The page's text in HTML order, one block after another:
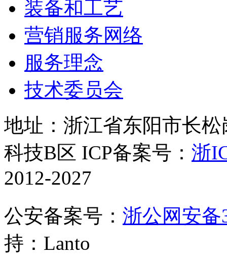
装备和工艺
营销服务网络
服务理念
技术委员会
地址：浙江省东阳市长
科技B区 ICP备案号： 浙
2012-2027
公安备案号： 浙公网安备
持：Lanto